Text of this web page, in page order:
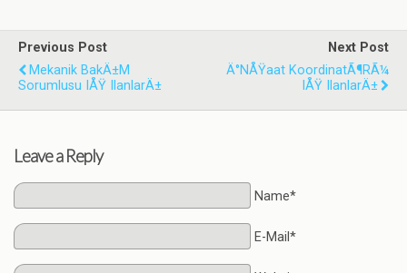
Previous Post
Mekanik BakÄ±m
Sorumlusu IÅŸ IlanlarÄ±
Next Post
Ä°nÅŸaat KoordinatÃ¶rÃ¼
IÅŸ IlanlarÄ±
Leave a Reply
Name*
E-Mail*